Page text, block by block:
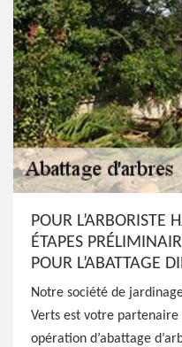
POUR L’ARBORISTE
ÉTAPES
POUR L’ABATTAGE
Notre société de
Verts est votre
opération d’abattage